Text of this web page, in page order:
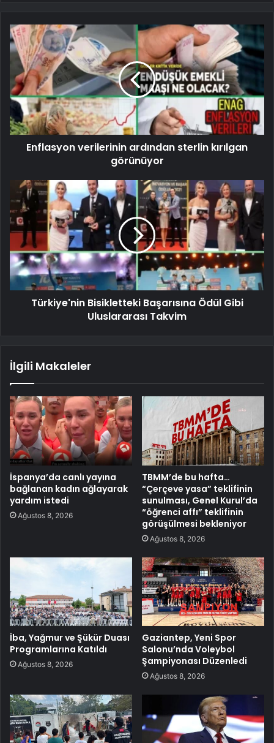
Enflasyon verilerinin ardından sterlin kırılgan
görünüyor
Türkiye'nin Bisikletteki Başarısına Ödül Gibi
Uluslararası Takvim
İlgili Makaleler
İspanya’da canlı yayına
bağlanan kadın ağlayarak
yardım istedi
Ağustos 8, 2026
TBMM’de bu hafta…
“Çerçeve yasa” teklifinin
sunulması, Genel Kurul’da
“öğrenci affı” teklifinin
görüşülmesi bekleniyor
Ağustos 8, 2026
İba, Yağmur ve Şükür Duası
Programlarına Katıldı
Ağustos 8, 2026
Gaziantep, Yeni Spor
Salonu’nda Voleybol
Şampiyonası Düzenledi
Ağustos 8, 2026